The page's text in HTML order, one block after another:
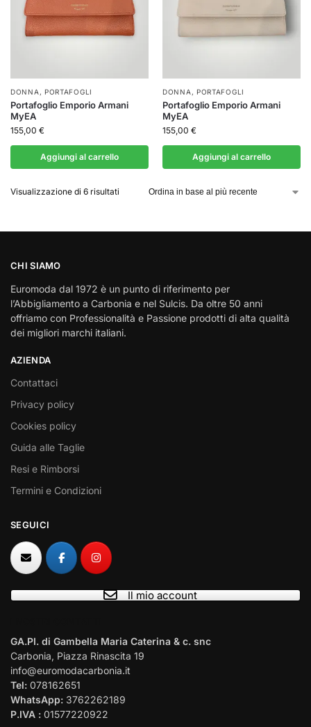
DONNA, PORTAFOGLI
Portafoglio Emporio Armani
MyEA
155,00 €
Aggiungi al carrello
DONNA, PORTAFOGLI
Portafoglio Emporio Armani
MyEA
155,00 €
Aggiungi al carrello
Visualizzazione di 6 risultati
CHI SIAMO
Euromoda dal 1972 è un punto di riferimento per
l’Abbigliamento a Carbonia e nel Sulcis. Da oltre 50 anni
offriamo con Professionalità e Passione prodotti di alta qualità
dei migliori marchi italiani.
AZIENDA
Contattaci
Privacy policy
Cookies policy
Guida alle Taglie
Resi e Rimborsi
Termini e Condizioni
SEGUICI
Il mio account
GA.PI. di Gambella Maria Caterina & c. snc
Carbonia, Piazza Rinascita 19
info@euromodacarbonia.it
Tel: 078162651
WhatsApp: 3762262189
P.IVA : 01577220922